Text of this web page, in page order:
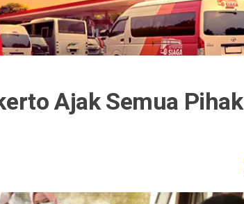
Ajak Semua Pihak